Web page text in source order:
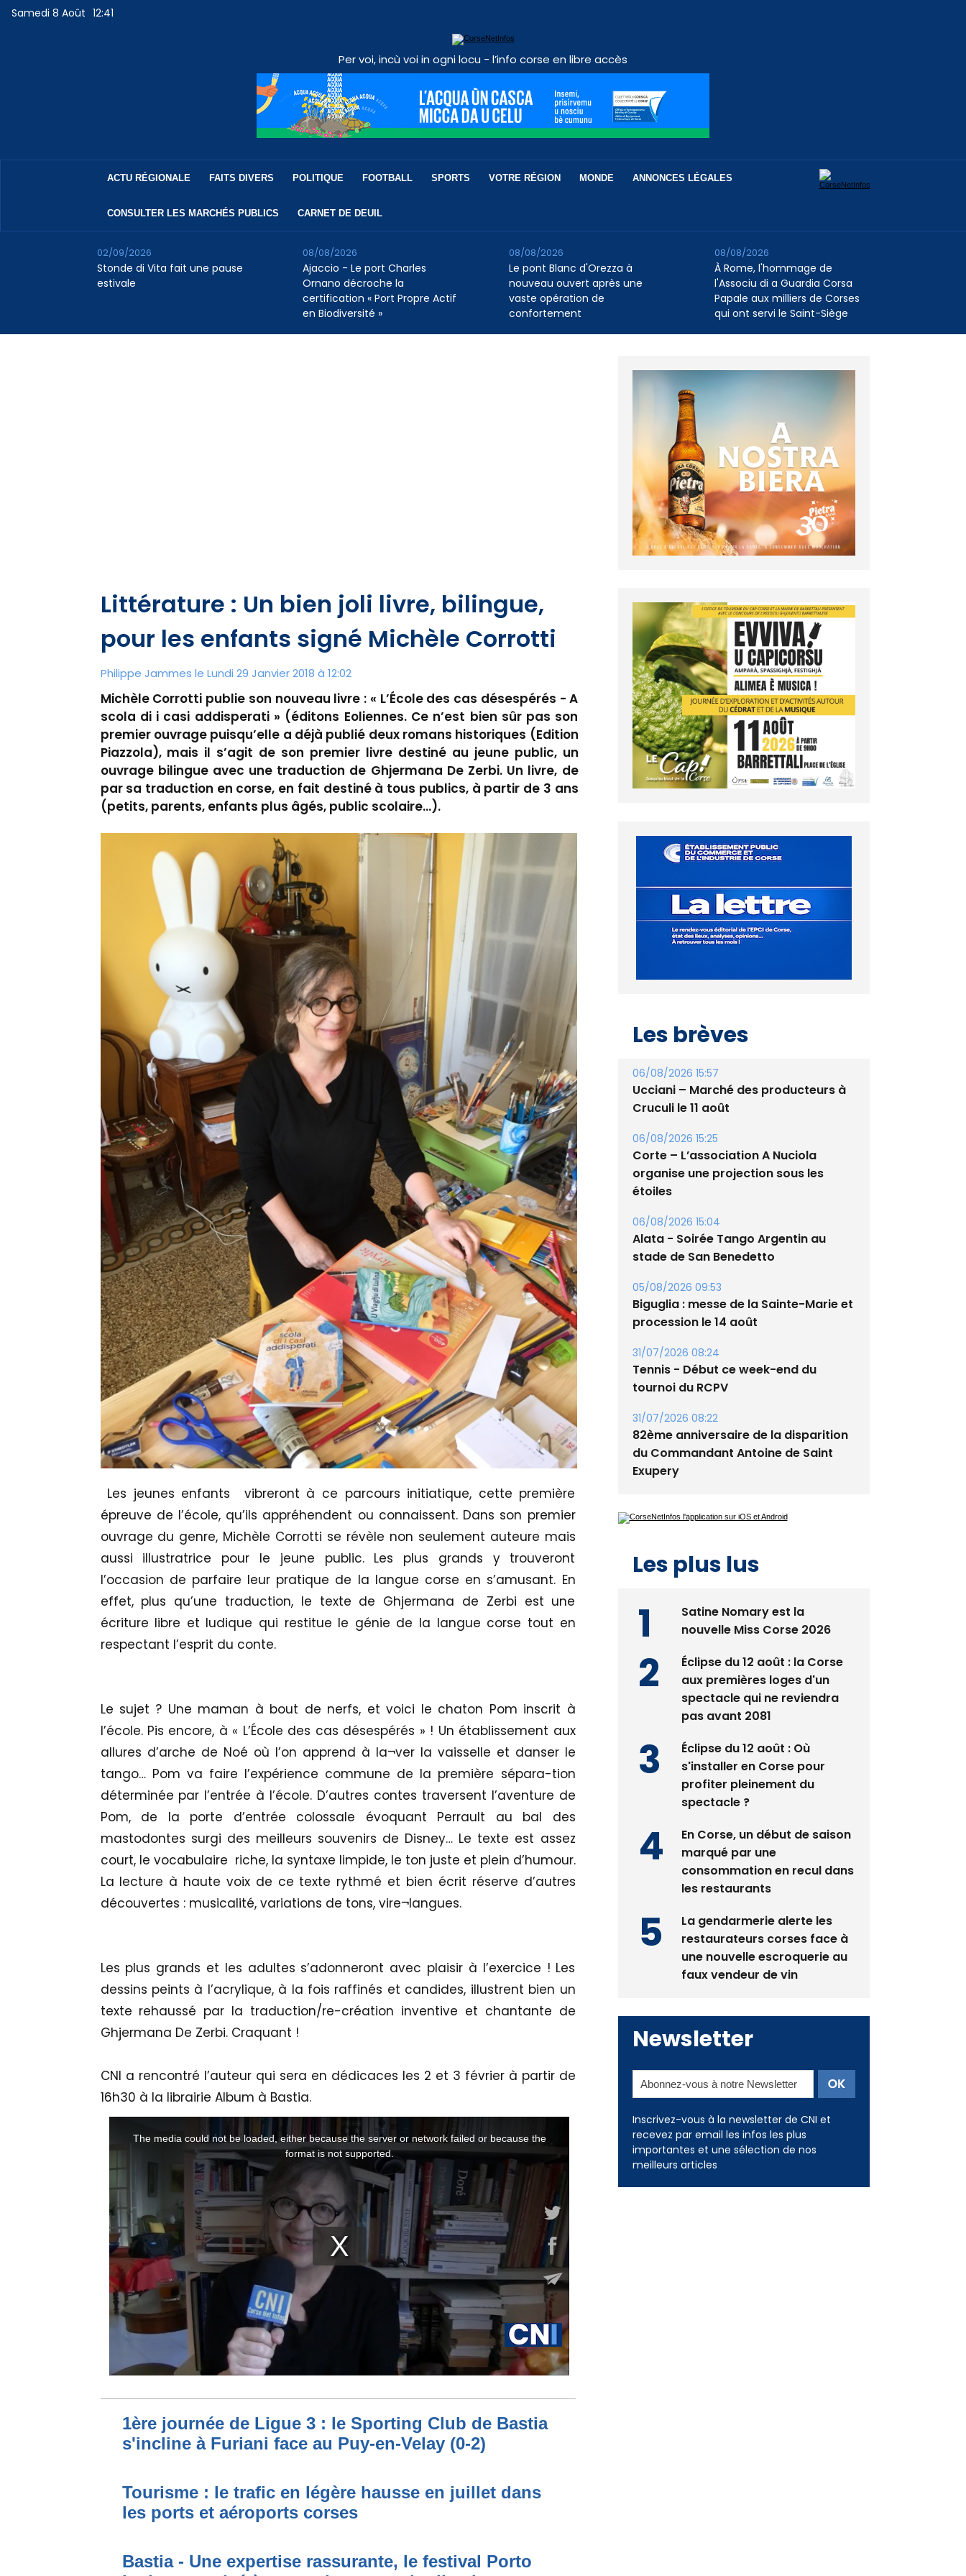
Samedi 8 Août 12:41
Per voi, incù voi in ogni locu - l’info corse en libre accès
ACTU RÉGIONALE FAITS DIVERS POLITIQUE FOOTBALL SPORTS VOTRE RÉGION MONDE ANNONCES LÉGALES
CONSULTER LES MARCHÉS PUBLICS CARNET DE DEUIL
Stonde di Vita fait une pause
estivale
02/09/2026
Ajaccio - Le port Charles
Ornano décroche la
certification « Port Propre Actif
en Biodiversité »
08/08/2026
Le pont Blanc d'Orezza à
nouveau ouvert après une
vaste opération de
confortement
08/08/2026
À Rome, l'hommage de
l'Associu di a Guardia Corsa
Papale aux milliers de Corses
qui ont servi le Saint-Siège
08/08/2026
Littérature : Un bien joli livre, bilingue,
pour les enfants signé Michèle Corrotti
Philippe Jammes le Lundi 29 Janvier 2018 à 12:02
Michèle Corrotti publie son nouveau livre : « L’École des cas désespérés - A
scola di i casi addisperati » (éditons Eoliennes. Ce n’est bien sûr pas son
premier ouvrage puisqu’elle a déjà publié deux romans historiques (Edition
Piazzola), mais il s’agit de son premier livre destiné au jeune public, un
ouvrage bilingue avec une traduction de Ghjermana De Zerbi. Un livre, de
par sa traduction en corse, en fait destiné à tous publics, à partir de 3 ans
(petits, parents, enfants plus âgés, public scolaire…).
Les jeunes enfants vibreront à ce parcours initiatique, cette première
épreuve de l’école, qu’ils appréhendent ou connaissent. Dans son premier
ouvrage du genre, Michèle Corrotti se révèle non seulement auteure mais
aussi illustratrice pour le jeune public. Les plus grands y trouveront
l’occasion de parfaire leur pratique de la langue corse en s’amusant. En
effet, plus qu’une traduction, le texte de Ghjermana de Zerbi est une
écriture libre et ludique qui restitue le génie de la langue corse tout en
respectant l’esprit du conte.
Le sujet ? Une maman à bout de nerfs, et voici le chaton Pom inscrit à
l’école. Pis encore, à « L’École des cas désespérés » ! Un établissement aux
allures d’arche de Noé où l’on apprend à la¬ver la vaisselle et danser le
tango… Pom va faire l’expérience commune de la première sépara-tion
déterminée par l’entrée à l’école. D’autres contes traversent l’aventure de
Pom, de la porte d’entrée colossale évoquant Perrault au bal des
mastodontes surgi des meilleurs souvenirs de Disney… Le texte est assez
court, le vocabulaire riche, la syntaxe limpide, le ton juste et plein d’humour.
La lecture à haute voix de ce texte rythmé et bien écrit réserve d’autres
découvertes : musicalité, variations de tons, vire¬langues.
Les plus grands et les adultes s’adonneront avec plaisir à l’exercice ! Les
dessins peints à l’acrylique, à la fois raffinés et candides, illustrent bien un
texte rehaussé par la traduction/re-création inventive et chantante de
Ghjermana De Zerbi. Craquant !
CNI a rencontré l’auteur qui sera en dédicaces les 2 et 3 février à partir de
16h30 à la librairie Album à Bastia.
1ère journée de Ligue 3 : le Sporting Club de Bastia
s'incline à Furiani face au Puy-en-Velay (0-2)
Tourisme : le trafic en légère hausse en juillet dans
les ports et aéroports corses
Bastia - Une expertise rassurante, le festival Porto
Les brèves
06/08/2026 15:57
Ucciani – Marché des producteurs à
Cruculi le 11 août
06/08/2026 15:25
Corte – L’association A Nuciola
organise une projection sous les
étoiles
06/08/2026 15:04
Alata - Soirée Tango Argentin au
stade de San Benedetto
05/08/2026 09:53
Biguglia : messe de la Sainte-Marie et
procession le 14 août
31/07/2026 08:24
Tennis - Début ce week-end du
tournoi du RCPV
31/07/2026 08:22
82ème anniversaire de la disparition
du Commandant Antoine de Saint
Exupery
Les plus lus
Satine Nomary est la
nouvelle Miss Corse 2026
Éclipse du 12 août : la Corse
aux premières loges d'un
spectacle qui ne reviendra
pas avant 2081
Éclipse du 12 août : Où
s'installer en Corse pour
profiter pleinement du
spectacle ?
En Corse, un début de saison
marqué par une
consommation en recul dans
les restaurants
La gendarmerie alerte les
restaurateurs corses face à
une nouvelle escroquerie au
faux vendeur de vin
Newsletter
Inscrivez-vous à la newsletter de CNI et
recevez par email les infos les plus
importantes et une sélection de nos
meilleurs articles